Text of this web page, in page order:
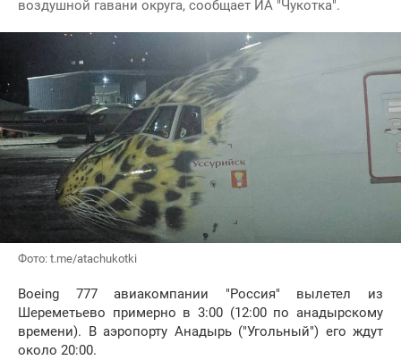
воздушной гавани округа, сообщает ИА "Чукотка".
Фото: t.me/atachukotki
Boeing 777 авиакомпании "Россия" вылетел из
Шереметьево примерно в 3:00 (12:00 по анадырскому
времени). В аэропорту Анадырь ("Угольный") его ждут
около 20:00.